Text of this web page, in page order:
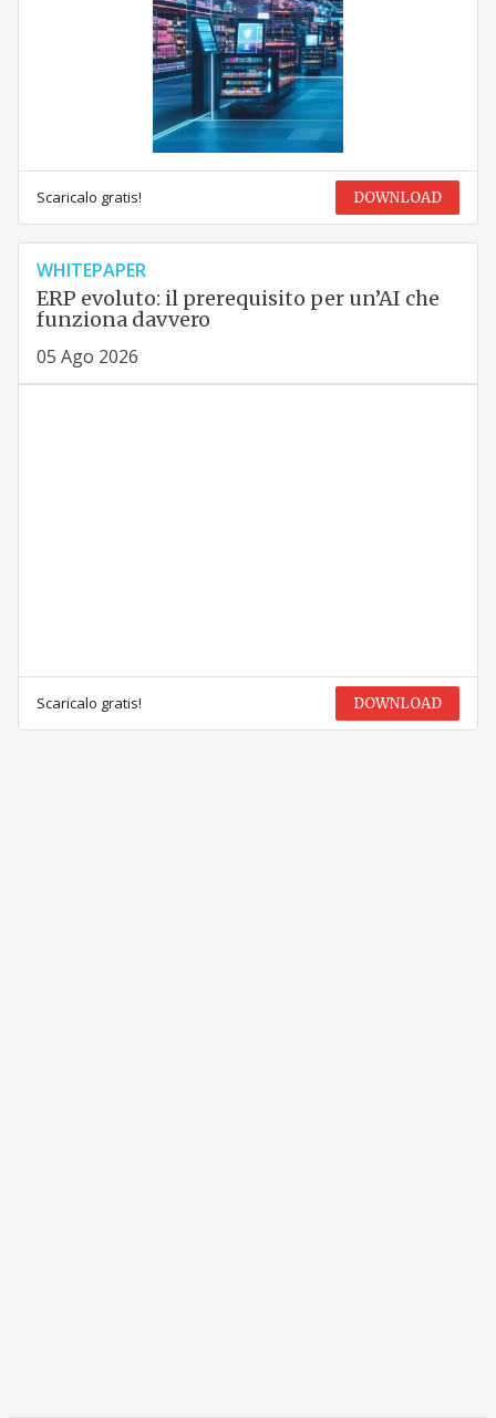
Scaricalo gratis! DOWNLOAD
WHITEPAPER
ERP evoluto: il prerequisito per un’AI che
funziona davvero
05 Ago 2026
Scaricalo gratis! DOWNLOAD